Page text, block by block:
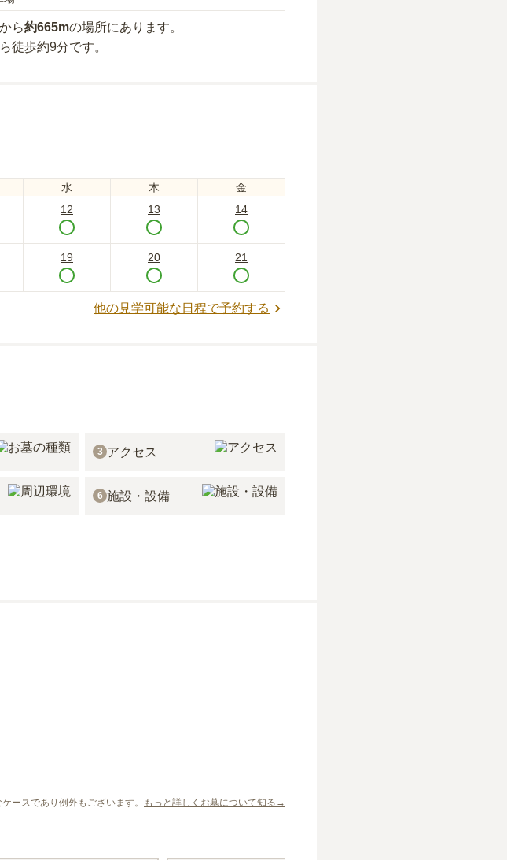
から約665mの場所にあり ます。
徒歩約9分です。
水 木 金
12 13 14
19 20 21
他の見学可能な日程で予約する
3 アクセス
6 施設・設備
ースであり例外もございます。 もっと詳しくお墓について知る→